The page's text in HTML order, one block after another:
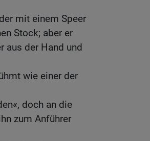
mit einem Speer
Stock; aber er
aus der Hand und
wie einer der
doch an die
zum Anführer